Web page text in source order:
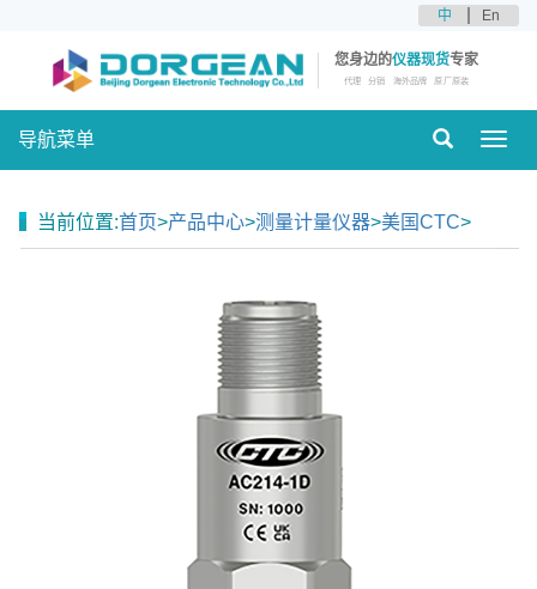
中 En
您身边的仪器现货专家
代理 分销 海外品牌 原厂原装
导航菜单
当前位置:首页>产品中心>测量计量仪器>美国CTC>